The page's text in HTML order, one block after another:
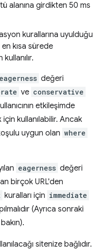
alanına girdikten 50 ms
kurallarına uyulduğu
kısa sürede
eagerness değeri
ve conservative
etkileşimde
için kullanılabilir. Ancak
uygun olan where
eagerness değeri
birçok URL'den
kuralları için immediate
(Ayrıca sonraki
sitenize bağlıdır.